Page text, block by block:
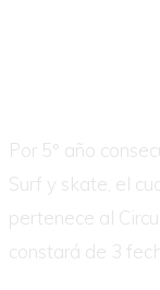
Por 5° año
Surf y skate, el
pertenece al
constará de 3